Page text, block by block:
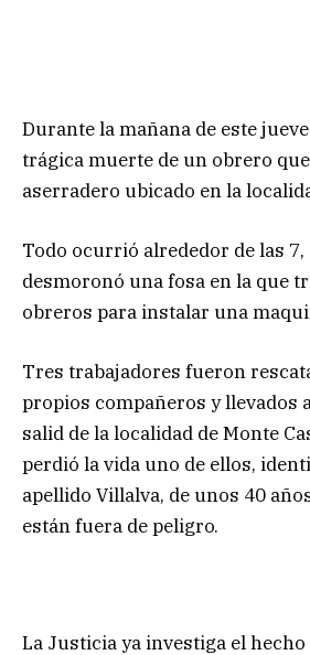
Durante la mañana de este
trágica muerte de un obrero
aserradero ubicado en la
Todo ocurrió alrededor de las 7,
desmoronó una fosa en la que
obreros para instalar una
Tres trabajadores fueron
propios compañeros y llevados
salid de la localidad de Monte
perdió la vida uno de ellos,
apellido Villalva, de unos 40
están fuera de peligro.
La Justicia ya investiga el